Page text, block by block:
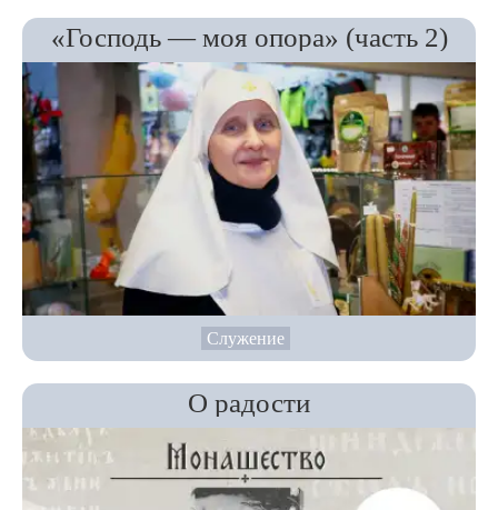
«Господь — моя опора» (часть 2)
Служение
О радости